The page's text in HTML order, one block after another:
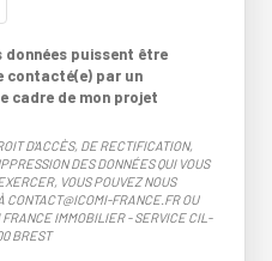
données puissent être
contacté(e) par un
cadre de mon projet
D'ACCÈS, DE RECTIFICATION,
DES DONNÉES QUI VOUS
VOUS POUVEZ NOUS
CONTACT@ICOMI-FRANCE.FR OU
FRANCE IMMOBILIER - SERVICE CIL-
BREST